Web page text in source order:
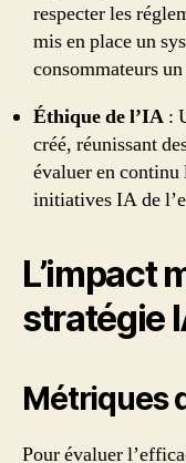
respecter les
mis en place un
consommateurs
Éthique de l’IA :
créé, réunissant
évaluer en
initiatives IA de
L’impact
stratégie
Métriques
Pour évaluer